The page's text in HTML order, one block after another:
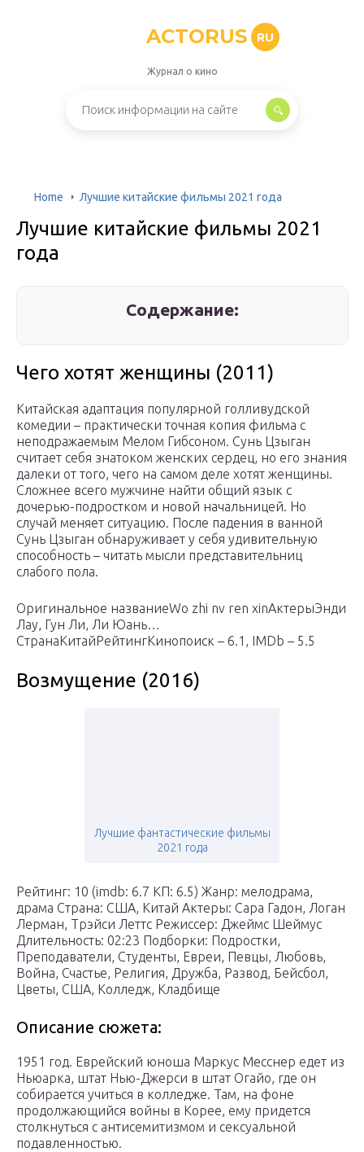
ACTORUS RU
Журнал о кино
Home Лучшие китайские фильмы 2021 года
Лучшие китайские фильмы 2021
года
Содержание:
Чего хотят женщины (2011)
Китайская адаптация популярной голливудской
комедии – практически точная копия фильма с
неподражаемым Мелом Гибсоном. Сунь Цзыган
считает себя знатоком женских сердец, но его знания
далеки от того, чего на самом деле хотят женщины.
Сложнее всего мужчине найти общий язык с
дочерью-подростком и новой начальницей. Но
случай меняет ситуацию. После падения в ванной
Сунь Цзыган обнаруживает у себя удивительную
способность – читать мысли представительниц
слабого пола.
Оригинальное названиеWo zhi nv ren xinАктерыЭнди
Лау, Гун Ли, Ли Юань…
СтранаКитайРейтингКинопоиск – 6.1, IMDb – 5.5
Возмущение (2016)
Лучшие фантастические фильмы
2021 года
Рейтинг: 10 (imdb: 6.7 КП: 6.5) Жанр: мелодрама,
драма Страна: США, Китай Актеры: Сара Гадон, Логан
Лерман, Трэйси Леттс Режиссер: Джеймс Шеймус
Длительность: 02:23 Подборки: Подростки,
Преподаватели, Студенты, Евреи, Певцы, Любовь,
Война, Счастье, Религия, Дружба, Развод, Бейсбол,
Цветы, США, Колледж, Кладбище
Описание сюжета:
1951 год. Еврейский юноша Маркус Месснер едет из
Ньюарка, штат Нью-Джерси в штат Огайо, где он
собирается учиться в колледже. Там, на фоне
продолжающийся войны в Корее, ему придется
столкнуться с антисемитизмом и сексуальной
подавленностью.